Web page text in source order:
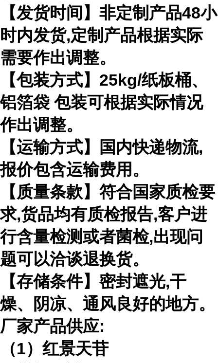
【发货时间】非定制产品48小
时内发货,定制产品根据实际
需要作出调整。
【包装方式】25kg/纸板桶、
铝箔袋 包装可根据实际情况
作出调整。
【运输方式】国内快递物流,
报价包含运输费用。
【质量条款】符合国家质检要
求,货品均有质检报告,客户进
行含量检测或者菌检,出现问
题可以洽谈退换货。
【存储条件】密封遮光,干
燥、阴凉、通风良好的地方。
厂家产品供应:
（1）红景天苷